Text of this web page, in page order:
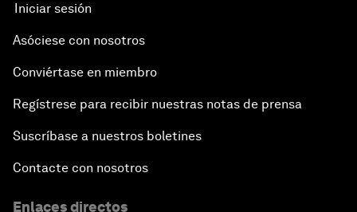
Iniciar sesión
Asóciese con nosotros
Conviértase en miembro
Regístrese para recibir nuestras notas de prensa
Suscríbase a nuestros boletines
Contacte con nosotros
Enlaces directos